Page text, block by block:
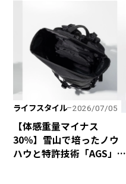
「canox」がオシャレす
ぎ！
ライフスタイル 2026/07/05
【体感重量マイナス
30％】雪山で培ったノウ
ハウと特許技術「AGS」